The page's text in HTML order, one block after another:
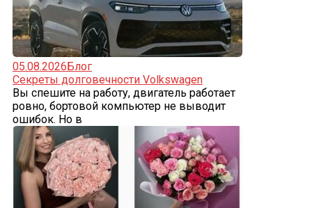
05.08.2026Блог
Секреты долговечности Volkswagen
Вы спешите на работу, двигатель работает
ровно, бортовой компьютер не выводит
ошибок. Но в